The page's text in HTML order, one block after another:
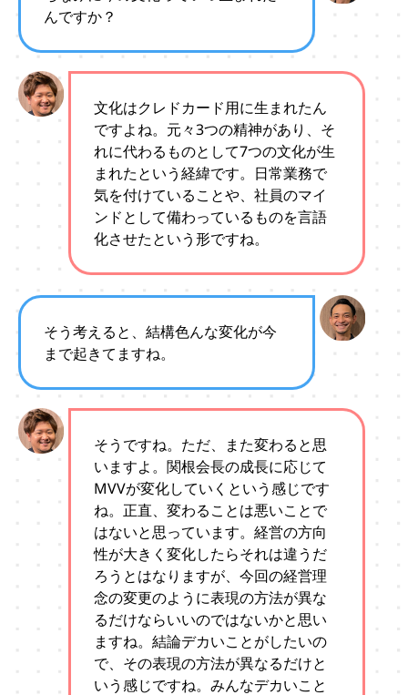
んですか？
文化はクレドカード用に生まれたん
ですよね。元々3つの精神があり、そ
れに代わるものとして7つの文化が生
まれたという経緯です。日常業務で
気を付けていることや、社員のマイ
ンドとして備わっているものを言語
化させたという形ですね。
そう考えると、結構色んな変化が今
まで起きてますね。
そうですね。ただ、また変わると思
いますよ。関根会長の成長に応じて
MVVが変化していくという感じです
ね。正直、変わることは悪いことで
はないと思っています。経営の方向
性が大きく変化したらそれは違うだ
ろうとはなりますが、今回の経営理
念の変更のように表現の方法が異な
るだけならいいのではないかと思い
ますね。結論デカいことがしたいの
で、その表現の方法が異なるだけと
いう感じですね。みんなデカいこと